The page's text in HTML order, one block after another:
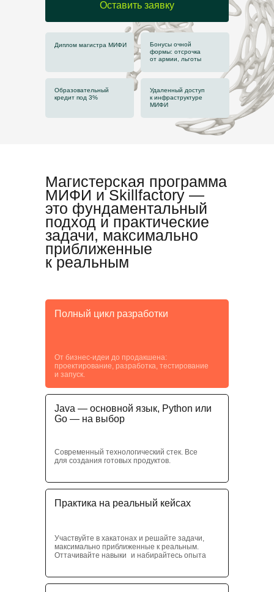
Диплом магистра МИФИ
Бонусы очной
формы: отсрочка
от армии, льготы
Образовательный
кредит под 3%
Удаленный доступ
к инфраструктуре
МИФИ
Оставить заявку
Магистерская программа
МИФИ и Skillfactory —
это фундаментальный
подход и практические
задачи, максимально
приближенные
к реальным
Полный цикл разработки
От бизнес-идеи до продакшена:
проектирование, разработка, тестирование
и запуск.
Практика на реальный кейсах
Участвуйте в хакатонах и решайте задачи,
максимально приближенные к реальным.
Оттачивайте навыки и набирайтесь опыта
Java — основной язык, Python или
Go — на выбор
Современный технологический стек. Все
для создания готовых продуктов.